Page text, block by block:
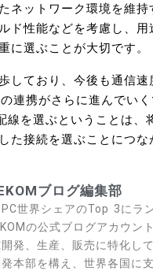
ネットワーク環境を維持
ド性能などを考慮し、
に選ぶことが大切です。
しており、今後も通信速
連携がさらに進んでいく
線を選ぶということは、
た接続を選ぶことにつな
ブログ編集部
PC世界シェアのTop 3にラ
の公式ブログアカウン
発、生産、販売に特化し
本部を構え、世界各国に